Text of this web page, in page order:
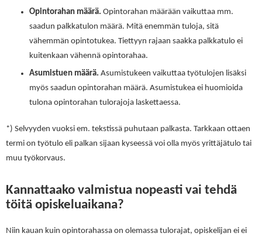
Opintorahan määrä. Opintorahan määrään vaikuttaa mm.
saadun palkkatulon määrä. Mitä enemmän tuloja, sitä
vähemmän opintotukea. Tiettyyn rajaan saakka palkkatulo ei
kuitenkaan vähennä opintorahaa.
Asumistuen määrä. Asumistukeen vaikuttaa työtulojen lisäksi
myös saadun opintorahan määrä. Asumistukea ei huomioida
tulona opintorahan tulorajoja laskettaessa.
*) Selvyyden vuoksi em. tekstissä puhutaan palkasta. Tarkkaan ottaen
termi on työtulo eli palkan sijaan kyseessä voi olla myös yrittäjätulo tai
muu työkorvaus.
Kannattaako valmistua nopeasti vai tehdä
töitä opiskeluaikana?
Niin kauan kuin opintorahassa on olemassa tulorajat, opiskelijan ei ei